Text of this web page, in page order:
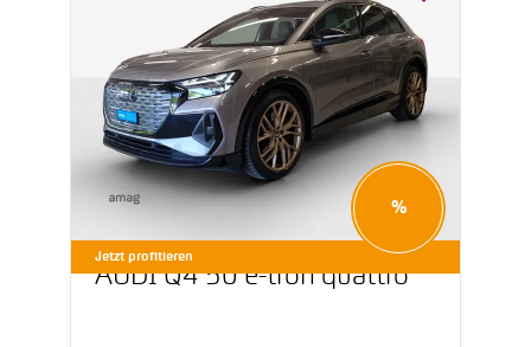
Jetzt profitieren
%
AUDI Q4 50 e-tron quattro